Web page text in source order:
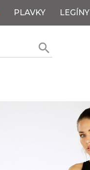
PLAVKY LEGÍNY